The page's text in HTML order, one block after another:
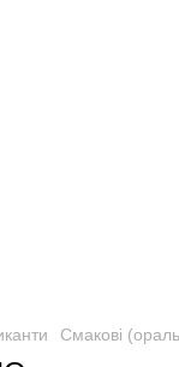
Смакові